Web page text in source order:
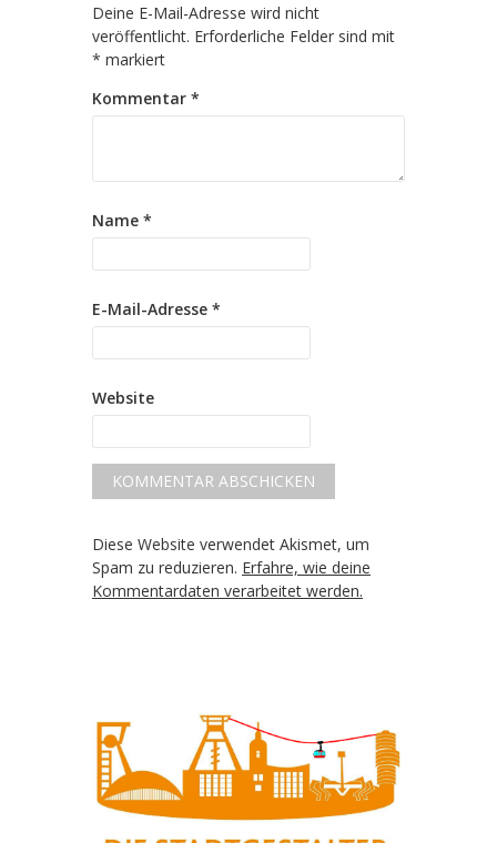
Deine E-Mail-Adresse wird nicht
veröffentlicht. Erforderliche Felder sind mit
* markiert
Kommentar *
Name *
E-Mail-Adresse *
Website
Diese Website verwendet Akismet, um
Spam zu reduzieren. Erfahre, wie deine
Kommentardaten verarbeitet werden.